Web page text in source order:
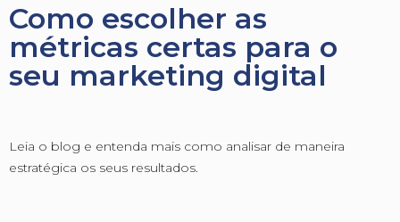
Como escolher as
métricas certas para o
seu marketing digital
Leia o blog e entenda mais como analisar de maneira
estratégica os seus resultados.